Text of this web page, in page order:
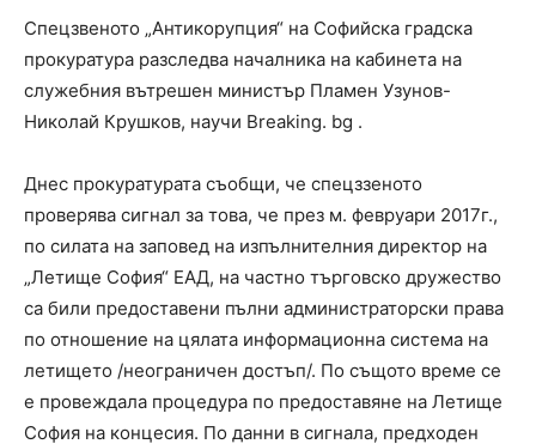
Спецзвеното „Антикорупция“ на Софийска градска
прокуратура разследва началника на кабинета на
служебния вътрешен министър Пламен Узунов-
Николай Крушков, научи Breaking. bg .
Днес прокуратурата съобщи, че спецззеното
проверява сигнал за това, че през м. февруари 2017г.,
по силата на заповед на изпълнителния директор на
„Летище София“ ЕАД, на частно търговско дружество
са били предоставени пълни администраторски права
по отношение на цялата информационна система на
летището /неограничен достъп/. По същото време се
е провеждала процедура по предоставяне на Летище
София на концесия. По данни в сигнала, предходен